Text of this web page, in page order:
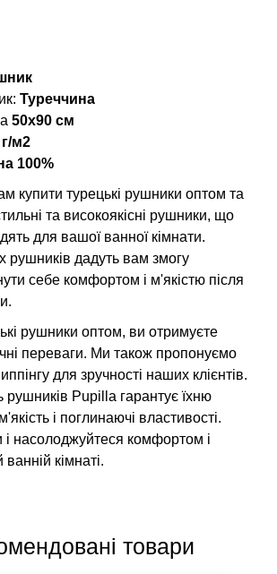
Туреччина
50х90 см
м2
100%
купити турецькі рушники оптом та
та високоякісні рушники, що
для вашої ванної кімнати.
рушників дадуть вам змогу
себе комфортом і м'якістю після
рушники оптом, ви отримуєте
переваги. Ми також пропонуємо
для зручності наших клієнтів.
рушників Pupilla гарантує їхню
і поглинаючі властивості.
і насолоджуйтеся комфортом і
кімнаті.
товари